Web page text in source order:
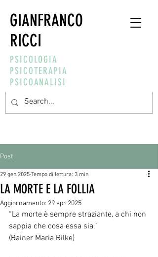
GIANFRANCO
RICCI
PSICOLOGIA
PSICOTERAPIA
PSICOANALISI
Post
LA MORTE E LA FOLLIA
29 gen 2025 Tempo di lettura: 3 min
Aggiornamento: 29 apr 2025
“La morte è sempre straziante, a chi non
sappia che cosa essa sia.”
(Rainer Maria Rilke)